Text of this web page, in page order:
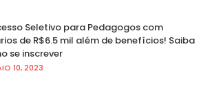
Seletivo para Pedagogos com
de R$6.5 mil além de benefícios! Saiba
se inscrever
10, 2023